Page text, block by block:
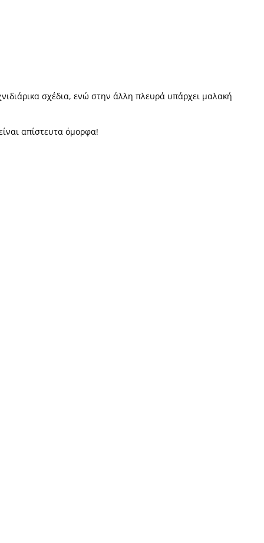
σχέδια, ενώ στην άλλη πλευρά υπάρχει μαλακή
απίστευτα όμορφα!